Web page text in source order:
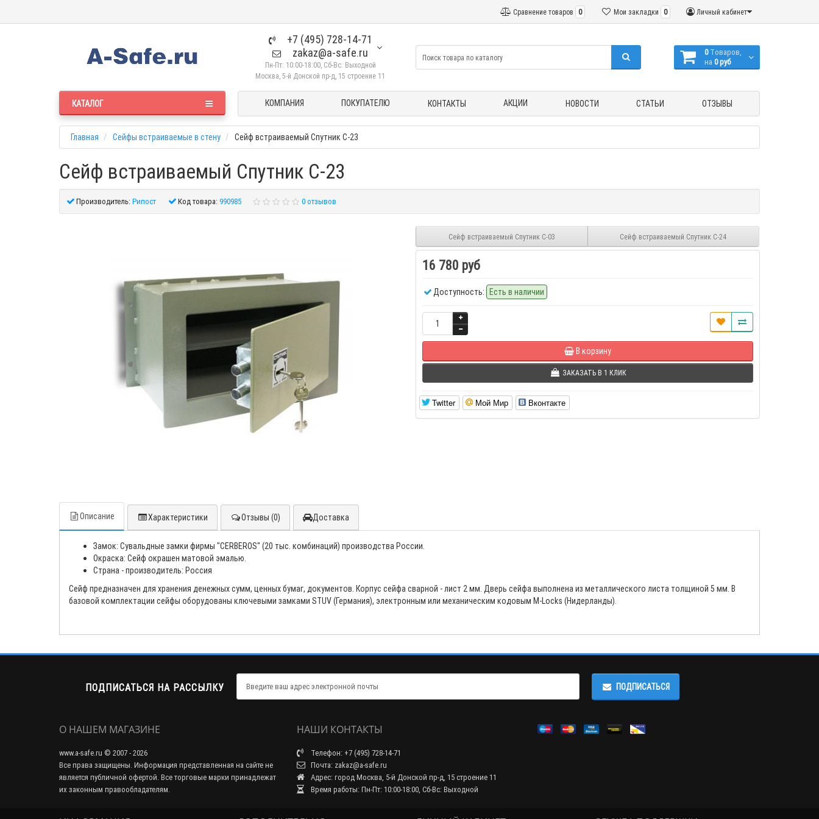
Личный кабинет
Мои закладки 0
Сравнение товаров 0
+7 (495) 728-14-71
zakaz@a-safe.ru
Пн-Пт: 10:00-18:00, Сб-Вс: Выходной
Москва, 5-й Донской пр-д, 15 строение 11
0 Tоваров,
на 0 руб
КАТАЛОГ КОМПАНИЯ ПОКУПАТЕЛЮ КОНТАКТЫ АКЦИИ НОВОСТИ СТАТЬИ ОТЗЫВЫ
Главная Сейфы встраиваемые в стену Сейф встраиваемый Спутник С-23
Сейф встраиваемый Спутник С-23
Производитель:Рипост Код товара:990985 0 отзывов
Сейф встраиваемый Спутник С-03 Сейф встраиваемый Спутник С-24
16 780 руб
Доступность: Есть в наличии
В корзину
ЗАКАЗАТЬ В 1 КЛИК
Twitter Мой Мир Вконтакте
Описание Характеристики Отзывы (0) Доставка
Замок: Cувальдные замки фирмы "CERBEROS" (20 тыс. комбинаций) производства России.
Окраска: Сейф окрашен матовой эмалью.
Страна - производитель: Россия
Сейф предназначен для хранения денежных сумм, ценных бумаг, документов. Корпус сейфа сварной - лист 2 мм. Дверь сейфа выполнена из металлического листа толщиной 5 мм. В
базовой комплектации сейфы оборудованы ключевыми замками STUV (Германия), электронным или механическим кодовым M-Locks (Нидерланды).
ПОДПИСАТЬСЯ НА РАССЫЛКУ ПОДПИСАТЬСЯ
О НАШЕМ МАГАЗИНЕ
www.a-safe.ru © 2007 - 2026
Все права защищены. Информация представленная на сайте не
является публичной офертой. Все торговые марки принадлежат
их законным правообладателям.
НАШИ КОНТАКТЫ
Телефон: +7 (495) 728-14-71
Почта: zakaz@a-safe.ru
Адрес: город Москва, 5-й Донской пр-д, 15 строение 11
Время работы: Пн-Пт: 10:00-18:00, Сб-Вс: Выходной